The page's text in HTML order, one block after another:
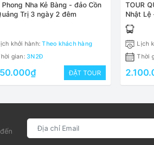
Phong Nha Kẻ Bàng - đảo Cồn
Trị 3 ngày 2 đêm
khởi hành:Theo khách hàng
gian: 3N2Đ
ĐẶT TOUR
TOUR
Nhật Lệ
Thành
Lịch
Thời